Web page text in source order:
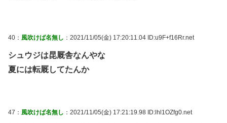
40： 風吹けば名無し ：2021/11/05(金) 17:20:11.04 ID:u9F+f16Rr.net
シュウジは昆厩舎なんやな
夏には転厩してたんか
47： 風吹けば名無し ：2021/11/05(金) 17:21:19.98 ID:lhl1OZfg0.net